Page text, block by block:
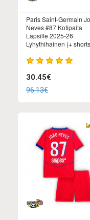
Paris Saint-Germain
Neves #87 Kotipaita
Lapsille 2025-26
Lyhythihainen (+
30.45€
96.13€